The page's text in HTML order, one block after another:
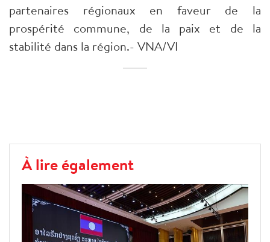
partenaires régionaux en faveur de la
prospérité commune, de la paix et de la
stabilité dans la région.- VNA/VI
À lire également